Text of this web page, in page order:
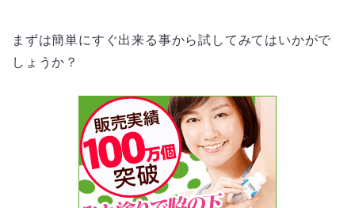
まずは簡単にすぐ出来る事から試してみてはいかがで
しょうか？